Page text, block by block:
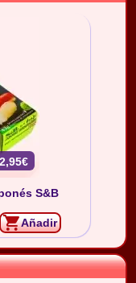
2,95€
S&B
Añadir